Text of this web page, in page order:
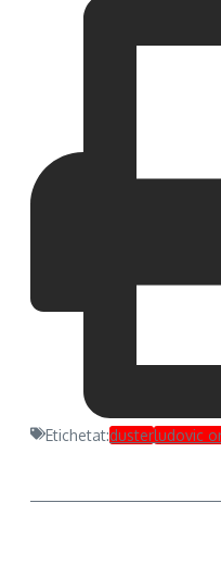
Etichetat:dusterludovic